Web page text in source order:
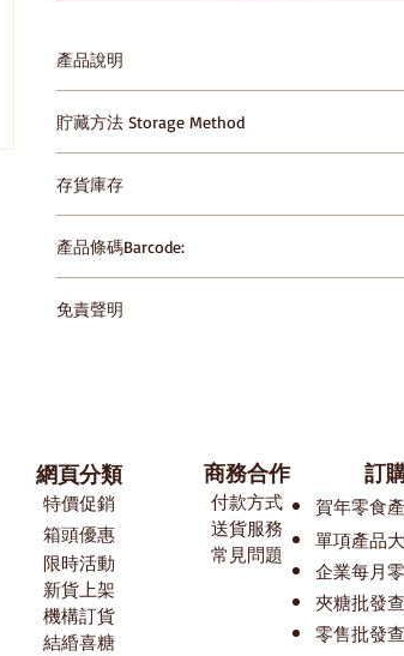
產品說明
貯藏方法 Storage Method
in cool dry place, avoid direct sunlight and high
temperature
存貨庫存
產品條碼Barcode:
免責聲明
僅依賴HomeSnack網站所提供的信息，購買前
悉。
網頁分類
特價促銷
箱頭優惠
限時活動
新貨上架
機構訂貨
結緍喜糖
​商務合作
付款方式
送貨服務
常見問題
訂
賀年零食
單項產品
企業每月
夾糖批發
零售批發